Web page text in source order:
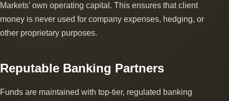
Markets’ own operating capital. This ensures that client
money is never used for company expenses, hedging, or
other proprietary purposes.
Reputable Banking Partners
Funds are maintained with top-tier, regulated banking